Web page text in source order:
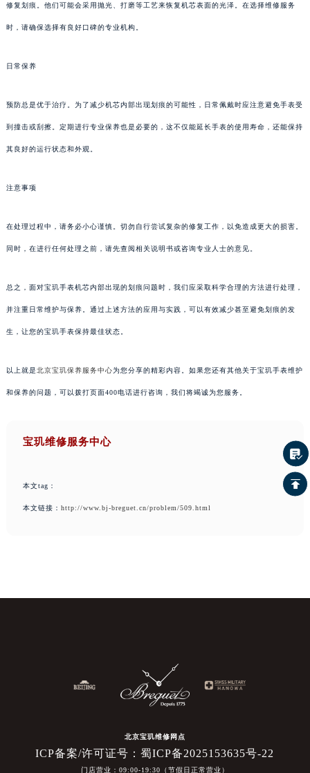
修复划痕。他们可能会采用抛光、打磨等工艺来恢复机芯表面的光泽。在选择维修服务
时，请确保选择有良好口碑的专业机构。
日常保养
预防总是优于治疗。为了减少机芯内部出现划痕的可能性，日常佩戴时应注意避免手表受
到撞击或刮擦。定期进行专业保养也是必要的，这不仅能延长手表的使用寿命，还能保持
其良好的运行状态和外观。
注意事项
在处理过程中，请务必小心谨慎。切勿自行尝试复杂的修复工作，以免造成更大的损害。
同时，在进行任何处理之前，请先查阅相关说明书或咨询专业人士的意见。
总之，面对宝玑手表机芯内部出现的划痕问题时，我们应采取科学合理的方法进行处理，
并注重日常维护与保养。通过上述方法的应用与实践，可以有效减少甚至避免划痕的发
生，让您的宝玑手表保持最佳状态。
以上就是北京宝玑保养服务中心为您分享的精彩内容。如果您还有其他关于宝玑手表维护
和保养的问题，可以拨打页面400电话进行咨询，我们将竭诚为您服务。
宝玑维修服务中心
本文tag：
本文链接： http://www.bj-breguet.cn/problem/509.html
北京宝玑维修网点
ICP备案/许可证号：蜀ICP备2025153635号-22
门店营业：09:00-19:30（节假日正常营业）